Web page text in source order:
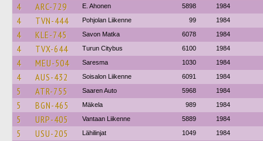
4 ARC-729 E. Ahonen 5898 1984
4 TVN-444 Pohjolan Liikenne 99 1984
4 KLE-745 Savon Matka 6078 1984
4 TVX-644 Turun Citybus 6100 1984
4 MEU-504 Saresma 1030 1984
4 AUS-432 Soisalon Liikenne 6091 1984
5 ATR-755 Saaren Auto 5968 1984
5 BGN-465 Mäkela 989 1984
5 URP-405 Vantaan Liikenne 5889 1984
5 USU-205 Lähilinjat 1049 1984